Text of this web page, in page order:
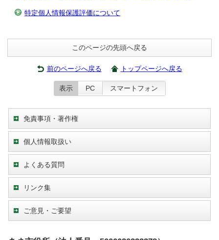
特定個人情報保護評価について
このページの先頭へ戻る
前のページへ戻る トップページへ戻る
表示 PC スマートフォン
免責事項・著作権
個人情報取扱い
よくある質問
リンク集
ご意見・ご要望